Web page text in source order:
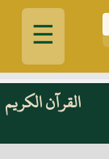
☰
القرآن الكريم